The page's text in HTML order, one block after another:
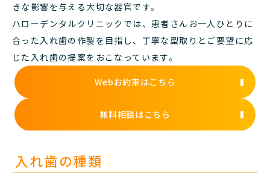
きな影響を与える大切な器官です。
ハローデンタルクリニックでは、患者さんお一人ひとりに
合った入れ歯の作製を目指し、丁寧な型取りとご要望に応
じた入れ歯の提案をおこなっています。
Webお約束はこちら
無料相談はこちら
入れ歯の種類